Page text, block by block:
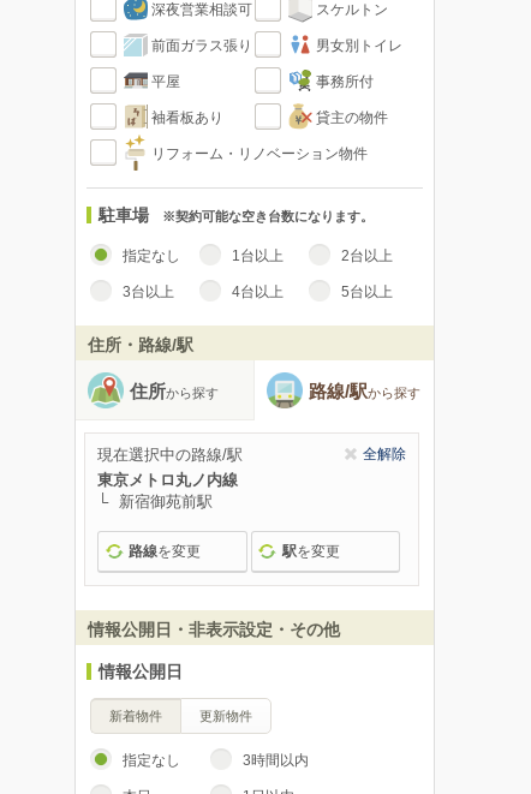
深夜営業相談可 スケルトン
前面ガラス張り 男女別トイレ
平屋 事務所付
袖看板あり 貸主の物件
リフォーム・リノベーション物件
駐車場 ※契約可能な空き台数になります。
指定なし 1台以上 2台以上
3台以上 4台以上 5台以上
住所・路線/駅
住所から探す 路線/駅から探す
現在選択中の路線/駅 全解除
東京メトロ丸ノ内線
新宿御苑前駅
路線を変更 駅を変更
情報公開日・非表示設定・その他
情報公開日
新着物件 更新物件
指定なし 3時間以内